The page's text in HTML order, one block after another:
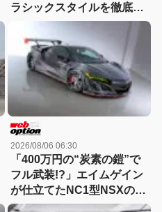
ラシックスタイルを徹底解
2026/08/06 06:30
「400万円の“炭素の鎧”で
フル武装!?」エイムゲイン
が仕立てたNC1型NSXの本
気